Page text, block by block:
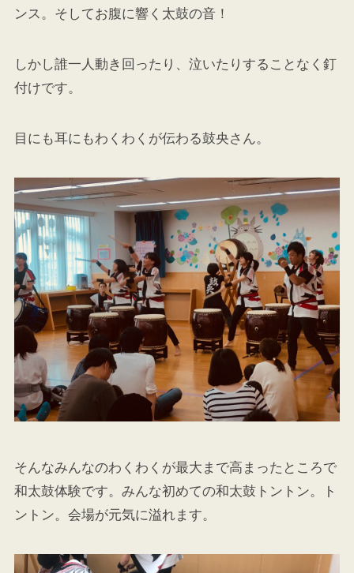
ンス。そしてお腹に響く太鼓の音！
しかし誰一人動き回ったり、泣いたりすることなく釘
付けです。
目にも耳にもわくわくが伝わる鼓央さん。
そんなみんなのわくわくが最大まで高まったところで
和太鼓体験です。みんな初めての和太鼓トントン。ト
ントン。会場が元気に溢れます。